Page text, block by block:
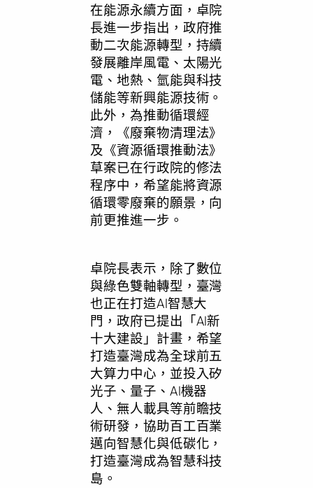
在能源永續方面，卓院
長進一步指出，政府推
動二次能源轉型，持續
發展離岸風電、太陽光
電、地熱、氫能與科技
儲能等新興能源技術。
此外，為推動循環經
濟，《廢棄物清理法》
及《資源循環推動法》
草案已在行政院的修法
程序中，希望能將資源
循環零廢棄的願景，向
前更推進一步。
卓院長表示，除了數位
與綠色雙軸轉型，臺灣
也正在打造AI智慧大
門，政府已提出「AI新
十大建設」計畫，希望
打造臺灣成為全球前五
大算力中心，並投入矽
光子、量子、AI機器
人、無人載具等前瞻技
術研發，協助百工百業
邁向智慧化與低碳化，
打造臺灣成為智慧科技
島。